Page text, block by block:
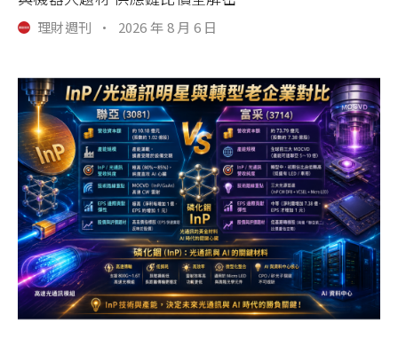
理財週刊 · 2026 年 8 月 6 日